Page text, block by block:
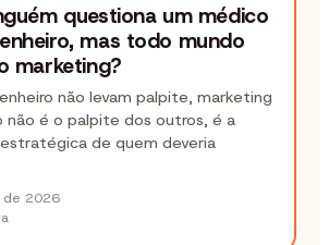
questiona um médico
mas todo mundo
marketing?
não levam palpite, marketing
não é o palpite dos outros, é a
de quem deveria
de 2026